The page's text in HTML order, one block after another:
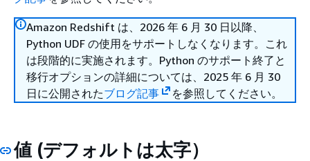
Amazon Redshift は、2026 年 6 月 30 日以降、
Python UDF の使用をサポートしなくなります。これ
は段階的に実施されます。Python のサポート終了と
移行オプションの詳細については、2025 年 6 月 30
日に公開されたブログ記事 を参照してください。
値 (デフォルトは太字）